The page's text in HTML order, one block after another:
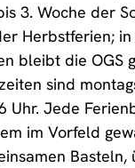
3. Woche der
Herbstferien;
bleibt die OGS
sind
Uhr. Jede
im Vorfeld
Basteln,